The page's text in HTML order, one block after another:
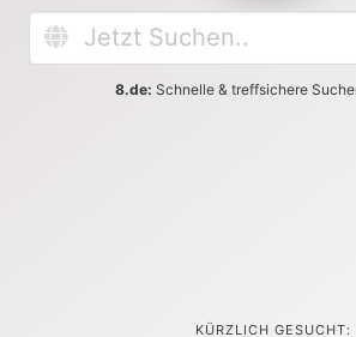
8.de: Schnelle & treffsichere
KÜRZLICH GESUCHT: